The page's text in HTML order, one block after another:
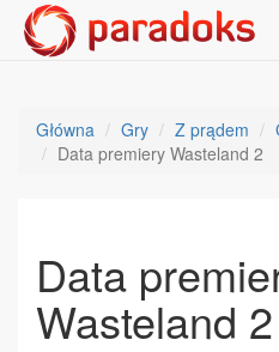
Główna Gry Z prądem
Data premiery Wasteland 2
Data
Wasteland 2